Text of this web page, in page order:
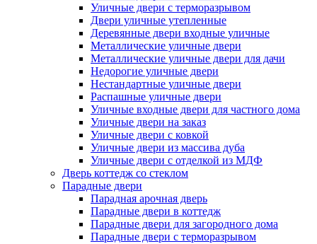
Уличные двери с терморазрывом
Двери уличные утепленные
Деревянные двери входные уличные
Металлические уличные двери
Металлические уличные двери для дачи
Недорогие уличные двери
Нестандартные уличные двери
Распашные уличные двери
Уличные входные двери для частного дома
Уличные двери на заказ
Уличные двери с ковкой
Уличные двери из массива дуба
Уличные двери с отделкой из МДФ
Дверь коттедж со стеклом
Парадные двери
Парадная арочная дверь
Парадные двери в коттедж
Парадные двери для загородного дома
Парадные двери с терморазрывом